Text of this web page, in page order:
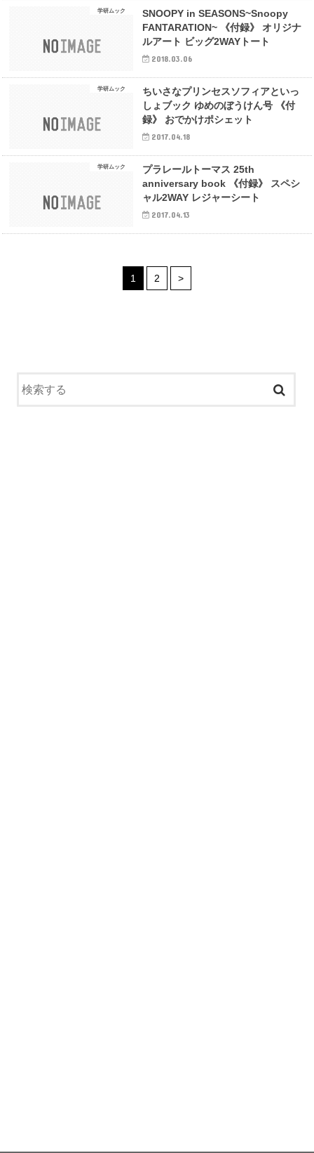
学研ムック
SNOOPY in SEASONS~Snoopy
FANTARATION~ 《付録》 オリジナ
ルアート ビッグ2WAYトート
2018.03.06
学研ムック
ちいさなプリンセスソフィアといっ
しょブック ゆめのぼうけん号 《付
録》 おでかけポシェット
2017.04.18
学研ムック
プラレールトーマス 25th
anniversary book 《付録》 スペシ
ャル2WAY レジャーシート
2017.04.13
1 2 >